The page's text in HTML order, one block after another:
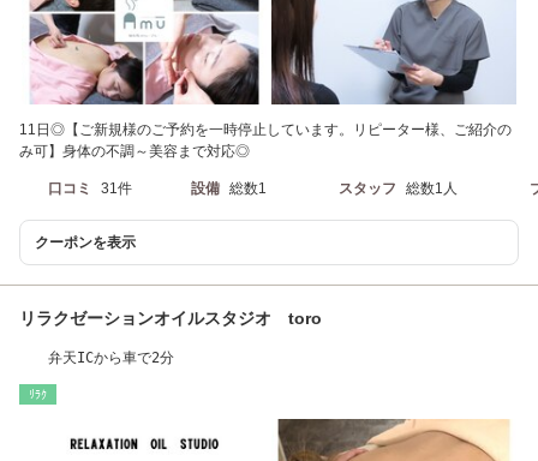
11日◎【ご新規様のご予約を一時停止しています。リピーター様、ご紹介の
み可】身体の不調～美容まで対応◎
口コミ 31件 設備 総数1 スタッフ 総数1人
クーポンを表示
リラクゼーションオイルスタジオ toro
弁天ICから車で2分
ﾘﾗｸ